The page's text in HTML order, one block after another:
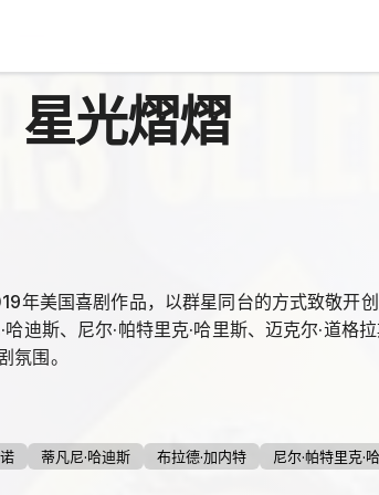
星光熠熠
年美国喜剧作品，以群星同台的方式致敬开
迪斯、尼尔·帕特里克·哈里斯、迈克尔·道格
氛围。
蒂凡尼·哈迪斯 布拉德·加内特 尼尔·帕特里克·